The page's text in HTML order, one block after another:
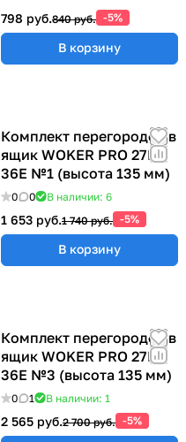
798 руб.840 руб. -5%
В корзину
Комплект перегородок в
ящик WOKER PRO 27E х
36E №1 (высота 135 мм)
0 0 В наличии: 6
1 653 руб.1 740 руб. -5%
В корзину
Комплект перегородок в
ящик WOKER PRO 27E х
36E №3 (высота 135 мм)
0 1 В наличии: 1
2 565 руб.2 700 руб. -5%